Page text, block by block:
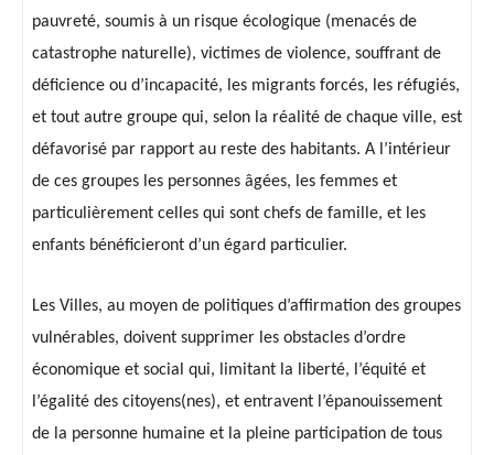
pauvreté, soumis à un risque écologique (menacés de
catastrophe naturelle), victimes de violence, souffrant de
déficience ou d’incapacité, les migrants forcés, les réfugiés,
et tout autre groupe qui, selon la réalité de chaque ville, est
défavorisé par rapport au reste des habitants. A l’intérieur
de ces groupes les personnes âgées, les femmes et
particulièrement celles qui sont chefs de famille, et les
enfants bénéficieront d’un égard particulier.
Les Villes, au moyen de politiques d’affirmation des groupes
vulnérables, doivent supprimer les obstacles d’ordre
économique et social qui, limitant la liberté, l’équité et
l’égalité des citoyens(nes), et entravent l’épanouissement
de la personne humaine et la pleine participation de tous